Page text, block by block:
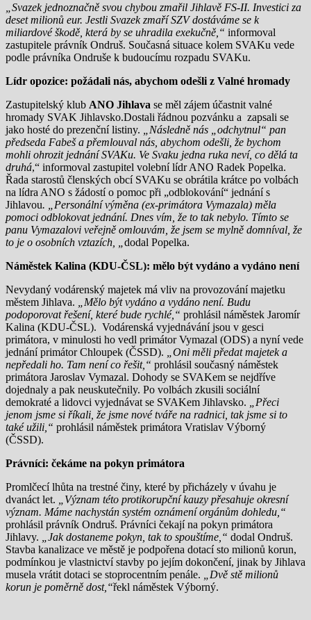
„Svazek jednoznačně svou chybou zmařil Jihlavě FS-II. Investici za
deset milionů eur. Jestli Svazek zmaří SZV dostáváme se k
miliardové škodě, která by se uhradila exekučně,“ informoval
zastupitele právník Ondruš. Současná situace kolem SVAKu vede
podle právníka Ondruše k budoucímu rozpadu SVAKu.
Lídr opozice: požádali nás, abychom odešli z Valné hromady
Zastupitelský klub ANO Jihlava se měl zájem účastnit valné
hromady SVAK Jihlavsko.Dostali řádnou pozvánku a zapsali se
jako hosté do prezenční listiny.
„Následně nás „odchytnul“ pan
předseda Fabeš a přemlouval nás, abychom odešli, že bychom
mohli ohrozit jednání SVAKu. Ve Svaku jedna ruka neví, co dělá ta
druhá,“ informoval zastupitel volební lídr ANO Radek Popelka.
Řada starostů členských obcí SVAKu se obrátila krátce po volbách
na lídra ANO s žádostí o pomoc při „odblokování“ jednání s
Jihlavou. „Personální výměna (ex-primátora Vymazala) měla
pomoci odblokovat jednání. Dnes vím, že to tak nebylo. Tímto se
panu Vymazalovi veřejně omlouvám, že jsem se mylně domníval, že
to je o osobních vztazích, „ dodal Popelka.
Náměstek Kalina (KDU-ČSL): mělo být vydáno a vydáno není
Nevydaný vodárenský majetek má vliv na provozování majetku
městem Jihlava. „Mělo být vydáno a vydáno není. Budu
podoporovat řešení, které bude rychlé,“ prohlásil náměstek Jaromír
Kalina (KDU-ČSL). Vodárenská vyjednávání jsou v gesci
primátora, v minulosti ho vedl primátor Vymazal (ODS) a nyní vede
jednání primátor Chloupek (ČSSD).
„Oni měli předat majetek a
nepředali ho. Tam není co řešit,“ prohlásil současný náměstek
primátora Jaroslav Vymazal. Dohody se SVAKem se nejdříve
dojednaly a pak neuskutečnily. Po volbách zkusili sociální
demokraté a lidovci vyjednávat se SVAKem Jihlavsko.
„Přeci
jenom jsme si říkali, že jsme nové tváře na radnici, tak jsme si to
také užili,“ prohlásil náměstek primátora Vratislav Výborný
(ČSSD).
Právníci: čekáme na pokyn primátora
Promlčecí lhůta na trestné činy, které by přicházely v úvahu je
dvanáct let.
„Význam této protikorupční kauzy přesahuje okresní
význam. Máme nachystán systém oznámení orgánům dohledu,“
prohlásil právník Ondruš. Právníci čekají na pokyn primátora
Jihlavy.
„Jak dostaneme pokyn, tak to spouštíme,“ dodal Ondruš.
Stavba kanalizace ve městě je podpořena dotací sto milionů korun,
podmínkou je vlastnictví stavby po jejím dokončení, jinak by Jihlava
musela vrátit dotaci se stoprocentním penále. „Dvě stě milionů
korun je poměrně dost,“řekl náměstek Výborný.